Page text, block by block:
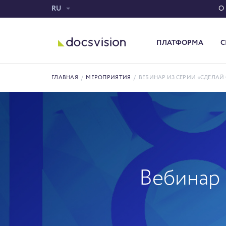
RU О
ПЛАТФОРМА
ГЛАВНАЯ / МЕРОПРИЯТИЯ / ВЕБИНАР ИЗ СЕРИИ
Вебинар